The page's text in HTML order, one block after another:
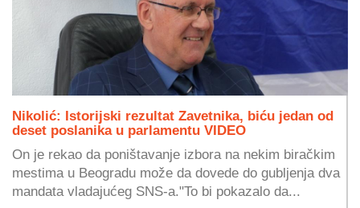
Nikolić: Istorijski rezultat Zavetnika, biću jedan od
deset poslanika u parlamentu VIDEO
On je rekao da poništavanje izbora na nekim biračkim
mestima u Beogradu može da dovede do gubljenja dva
mandata vladajućeg SNS-a."To bi pokazalo da...